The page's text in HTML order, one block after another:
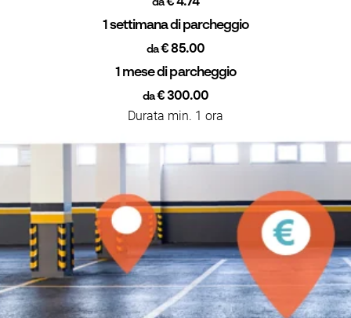
da
1 settimana di parcheggio
da€ 85.00
1 mese di parcheggio
da€ 300.00
Durata min. 1 ora